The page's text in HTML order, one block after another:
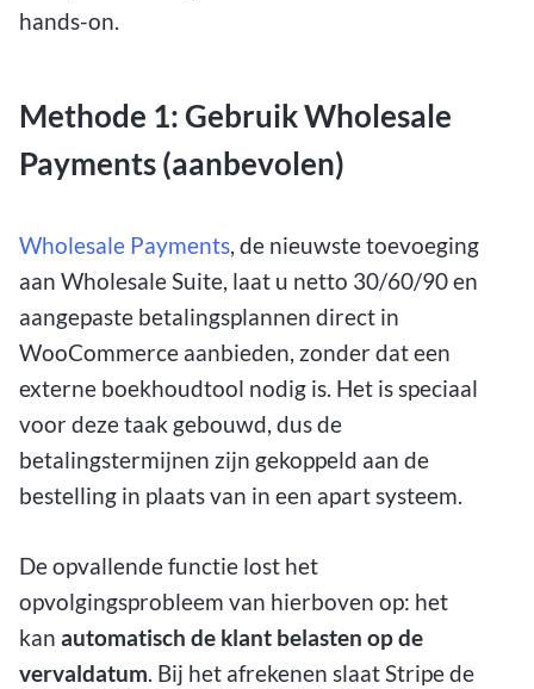
hands-on.
Methode 1: Gebruik Wholesale
Payments (aanbevolen)
Wholesale Payments, de nieuwste toevoeging
aan Wholesale Suite, laat u netto 30/60/90 en
aangepaste betalingsplannen direct in
WooCommerce aanbieden, zonder dat een
externe boekhoudtool nodig is. Het is speciaal
voor deze taak gebouwd, dus de
betalingstermijnen zijn gekoppeld aan de
bestelling in plaats van in een apart systeem.
De opvallende functie lost het
opvolgingsprobleem van hierboven op: het
kan automatisch de klant belasten op de
vervaldatum. Bij het afrekenen slaat Stripe de